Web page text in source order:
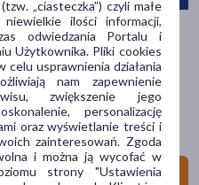
„ciasteczka”) czyli małe
ilości informacji,
odwiedzania Portalu i
Użytkownika. Pliki cookies
usprawnienia działania
nam zapewnienie
zwiększenie jego
personalizację
oraz wyświetlanie treści i
zainteresowań. Zgoda
i można ją wycofać w
strony "Ustawienia